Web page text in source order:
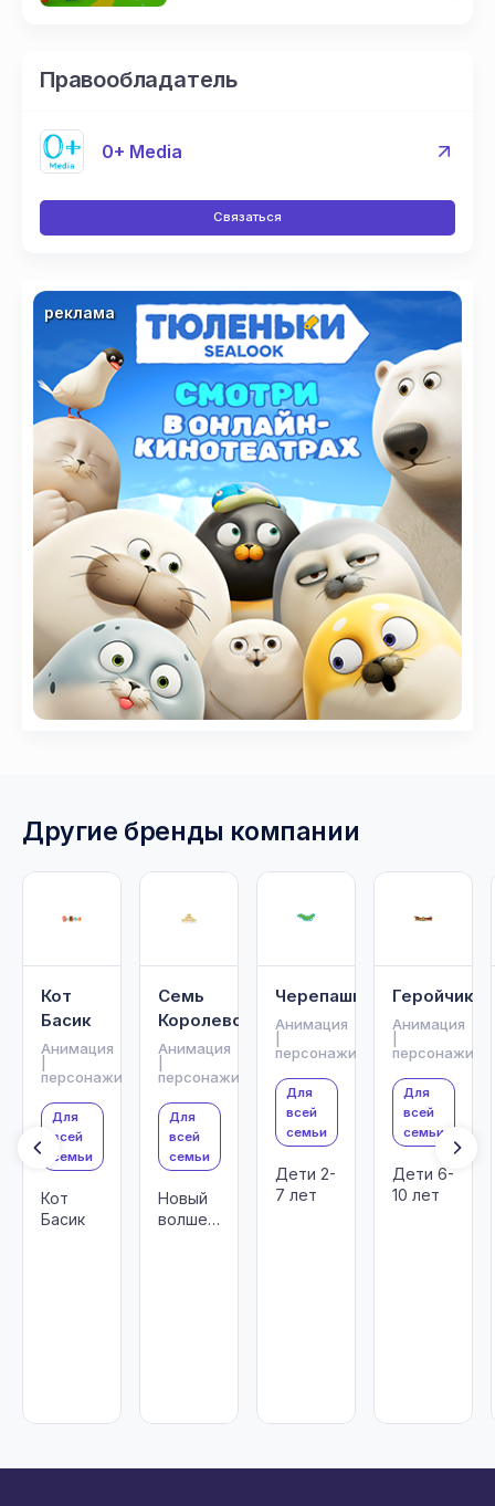
Правообладатель
0+ Media
Связаться
реклама
Другие бренды компании
Кот
Басик
Анимация
персонажи
Для
всей
семьи
Кот
Басик
Семь
Королевств
Анимация
персонажи
Для
всей
семьи
Новый
волшебный
Черепашки
Анимация
персонажи
Для
всей
семьи
Дети 2-
7 лет
Геройчики
Анимация
персонажи
Для
всей
семьи
Дети 6-
10 лет